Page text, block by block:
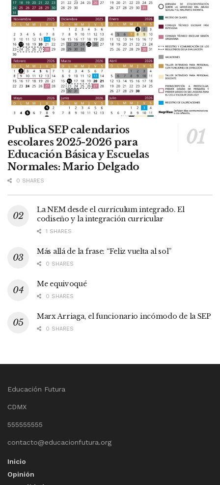
Publica SEP calendarios
escolares 2025-2026 para
Educación Básica y Escuelas
Normales: Mario Delgado
0 SHARES
La NEM desde el currículum integrado. El
codiseño y la integración curricular
1 SHARES
Más allá de la frase: “Feliz vuelta al sol”
0 SHARES
Me equivoqué
0 SHARES
Marx Arriaga, el funcionario incómodo de la SEP
0 SHARES
Educación Futura
CDMX
555555555
contacto@educacionfutura.org
Inicio
Opinión